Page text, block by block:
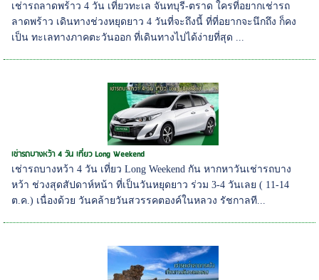
เช่ารถลาดพร้าว 4 วัน เที่ยวทะเล จันทบุรี-ตราด ใครที่อยากเช่ารถ
ลาดพร้าว เดินทางช่วงหยุดยาว 4 วันที่จะถึงนี้ ที่ที่อยากจะนึกถึง ก็คง
เป็น ทะเลทางภาคตะวันออก ที่เดินทางไปได้ง่ายที่สุด ...
เช่ารถบางหว้า 4 วัน เที่ยว Long Weekend
เช่ารถบางหว้า 4 วัน เที่ยว Long Weekend กัน หากหาวันเช่ารถบาง
หว้า ช่วงสุดสัปดาห์หน้า ที่เป็นวันหยุดยาว ร่วม 3-4 วันเลย ( 11-14
ต.ค.) เนื่องด้วย วันคล้ายวันสวรรคตองค์ในหลวง รัชกาลที...